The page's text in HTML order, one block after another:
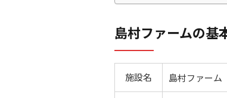
島村ファームの基
施設名 島村ファーム